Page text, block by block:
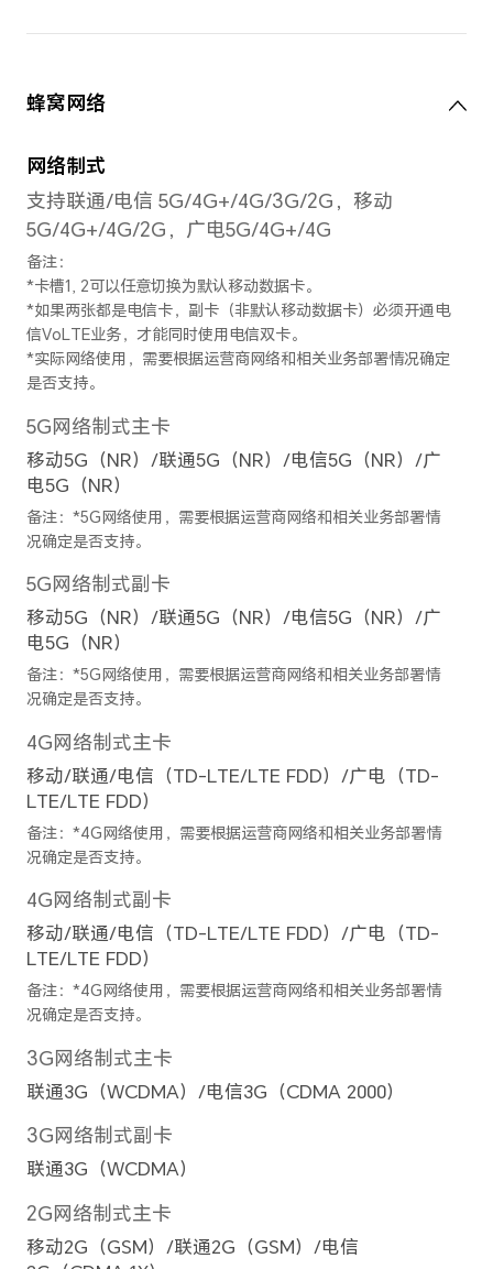
后置摄像头视频拍摄
最大支持1080P视频录制
后置摄像头照片分辨率
最大可支持4160×3120像素
备注：不同拍照模式的照片像素可能
后置摄像头摄像分辨率
最大可支持1920 × 1080像素
备注：不同拍摄模式的视频像素可能
后置摄像头变焦模式
最大10倍数字变焦
备注：不同模式下可能有差异，请以实
拍摄功能
后置摄像头：延时摄影、大光
像模式(含美肤)、录像、专业
景、HDR、滤镜、水印、笑脸
定时拍照、连拍、AI摄影等